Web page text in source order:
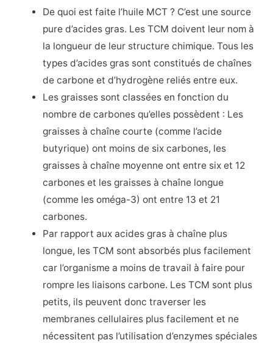
De quoi est faite l’huile MCT ? C’est une source
pure d’acides gras. Les TCM doivent leur nom à
la longueur de leur structure chimique. Tous les
types d’acides gras sont constitués de chaînes
de carbone et d’hydrogène reliés entre eux.
Les graisses sont classées en fonction du
nombre de carbones qu’elles possèdent : Les
graisses à chaîne courte (comme l’acide
butyrique) ont moins de six carbones, les
graisses à chaîne moyenne ont entre six et 12
carbones et les graisses à chaîne longue
(comme les oméga-3) ont entre 13 et 21
carbones.
Par rapport aux acides gras à chaîne plus
longue, les TCM sont absorbés plus facilement
car l’organisme a moins de travail à faire pour
rompre les liaisons carbone. Les TCM sont plus
petits, ils peuvent donc traverser les
membranes cellulaires plus facilement et ne
nécessitent pas l’utilisation d’enzymes spéciales